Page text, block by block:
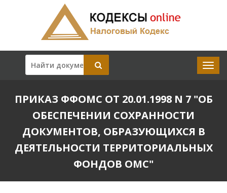
ПРИКАЗ ФФОМС ОТ 20.01.1998 N 7 "ОБ
ОБЕСПЕЧЕНИИ СОХРАННОСТИ
ДОКУМЕНТОВ, ОБРАЗУЮЩИХСЯ В
ДЕЯТЕЛЬНОСТИ ТЕРРИТОРИАЛЬНЫХ
ФОНДОВ ОМС"